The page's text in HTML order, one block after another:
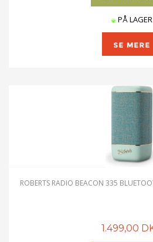
PÅ LAGER
ROBERTS RADIO BEACON 335
1.499,00